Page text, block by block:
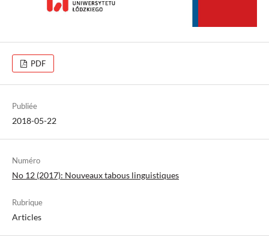
PDF
Publiée
2018-05-22
Numéro
No 12 (2017): Nouveaux tabous linguistiques
Rubrique
Articles